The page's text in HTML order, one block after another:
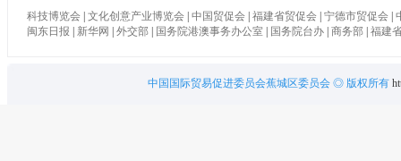
科技博览会| 文化创意产业博览会| 中国贸促会| 福建省贸促会| 宁德市贸促会|
闽东日报
新华网 外交部| 国务院港澳事务办公室| 国务院台办| 商务部 福建
中国国际贸易促进委员会蕉城区委员会 ◎ 版权所有